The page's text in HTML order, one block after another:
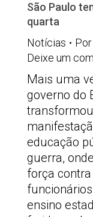
São Paulo
quarta
Notícias
Por
Deixe um
Mais uma
governo do
educação
guerra,
força
ensino